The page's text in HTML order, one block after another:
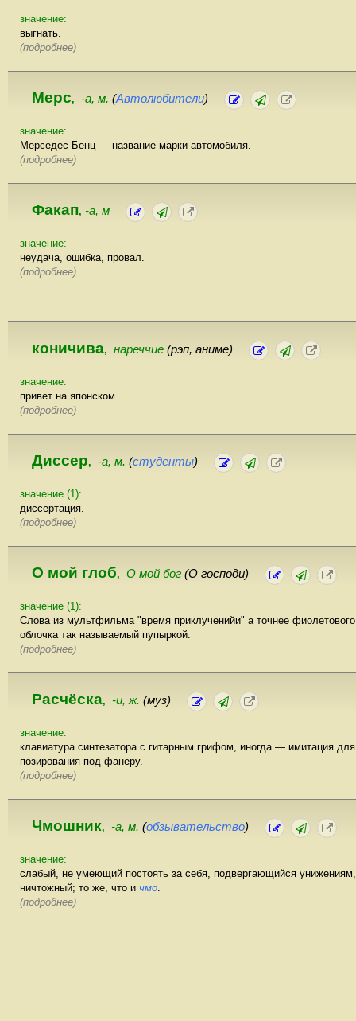
значение:
выгнать.
(подробнее)
Мерс, -а, м. (Автолюбители)
значение:
Мерседес-Бенц — название марки автомобиля.
(подробнее)
Факап, -а, м
значение:
неудача, ошибка, провал.
(подробнее)
коничива, нареччие (рэп, аниме)
значение:
привет на японском.
(подробнее)
Диссер, -а, м. (студенты)
значение (1):
диссертация.
(подробнее)
О мой глоб, О мой бог (О господи)
значение (1):
Слова из мультфильма "время приклученийи" а точнее фиолетового
облочка так называемый пупыркой.
(подробнее)
Расчёска, -и, ж. (муз)
значение:
клавиатура синтезатора с гитарным грифом, иногда — имитация для
позирования под фанеру.
(подробнее)
Чмошник, -а, м. (обзывательство)
значение:
слабый, не умеющий постоять за себя, подвергающийся унижениям,
ничтожный; то же, что и чмо.
(подробнее)